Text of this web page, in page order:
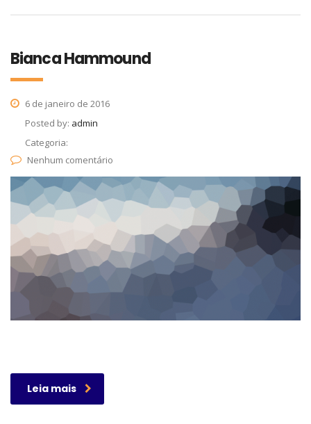
Bianca Hammound
6 de janeiro de 2016
Posted by: admin
Categoria:
Nenhum comentário
Leia mais